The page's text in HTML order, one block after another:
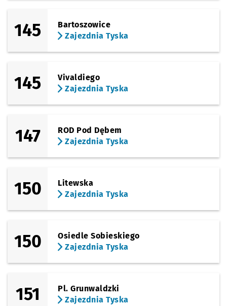
145
Bartoszowice
Zajezdnia Tyska
145
Vivaldiego
Zajezdnia Tyska
147
ROD Pod Dębem
Zajezdnia Tyska
150
Litewska
Zajezdnia Tyska
150
Osiedle Sobieskiego
Zajezdnia Tyska
151
Pl. Grunwaldzki
Zajezdnia Tyska